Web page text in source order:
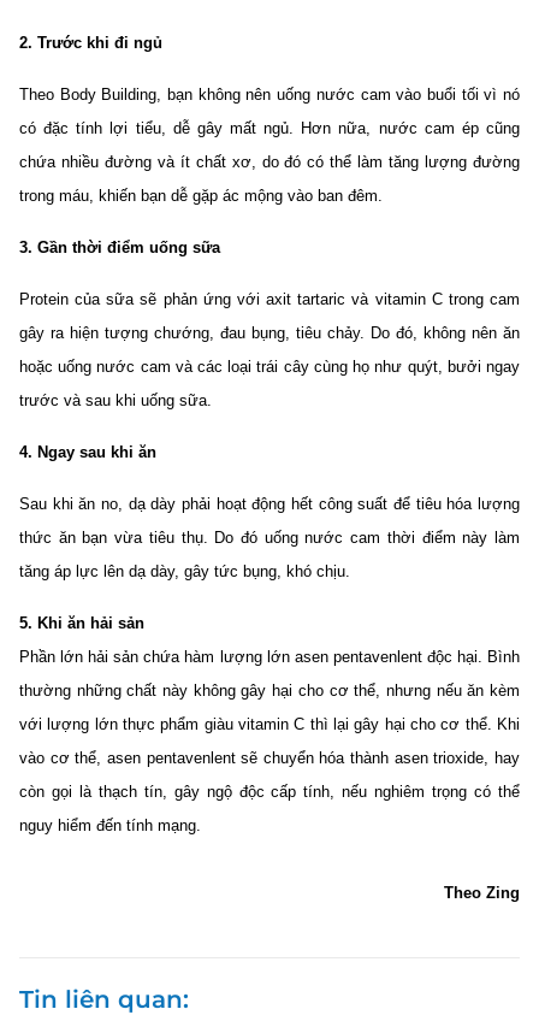
2. Trước khi đi ngủ
Theo Body Building, bạn không nên uống nước cam vào buổi tối vì nó
có đặc tính lợi tiểu, dễ gây mất ngủ. Hơn nữa, nước cam ép cũng
chứa nhiều đường và ít chất xơ, do đó có thể làm tăng lượng đường
trong máu, khiến bạn dễ gặp ác mộng vào ban đêm.
3. Gần thời điểm uống sữa
Protein của sữa sẽ phản ứng với axit tartaric và vitamin C trong cam
gây ra hiện tượng chướng, đau bụng, tiêu chảy. Do đó, không nên ăn
hoặc uống nước cam và các loại trái cây cùng họ như quýt, bưởi ngay
trước và sau khi uống sữa.
4. Ngay sau khi ăn
Sau khi ăn no, dạ dày phải hoạt động hết công suất để tiêu hóa lượng
thức ăn bạn vừa tiêu thụ. Do đó uống nước cam thời điểm này làm
tăng áp lực lên dạ dày, gây tức bụng, khó chịu.
5. Khi ăn hải sản
Phần lớn hải sản chứa hàm lượng lớn asen pentavenlent độc hại. Bình
thường những chất này không gây hại cho cơ thể, nhưng nếu ăn kèm
với lượng lớn thực phẩm giàu vitamin C thì lại gây hại cho cơ thể. Khi
vào cơ thể, asen pentavenlent sẽ chuyển hóa thành asen trioxide, hay
còn gọi là thạch tín, gây ngộ độc cấp tính, nếu nghiêm trọng có thể
nguy hiểm đến tính mạng.
Theo Zing
Tin liên quan